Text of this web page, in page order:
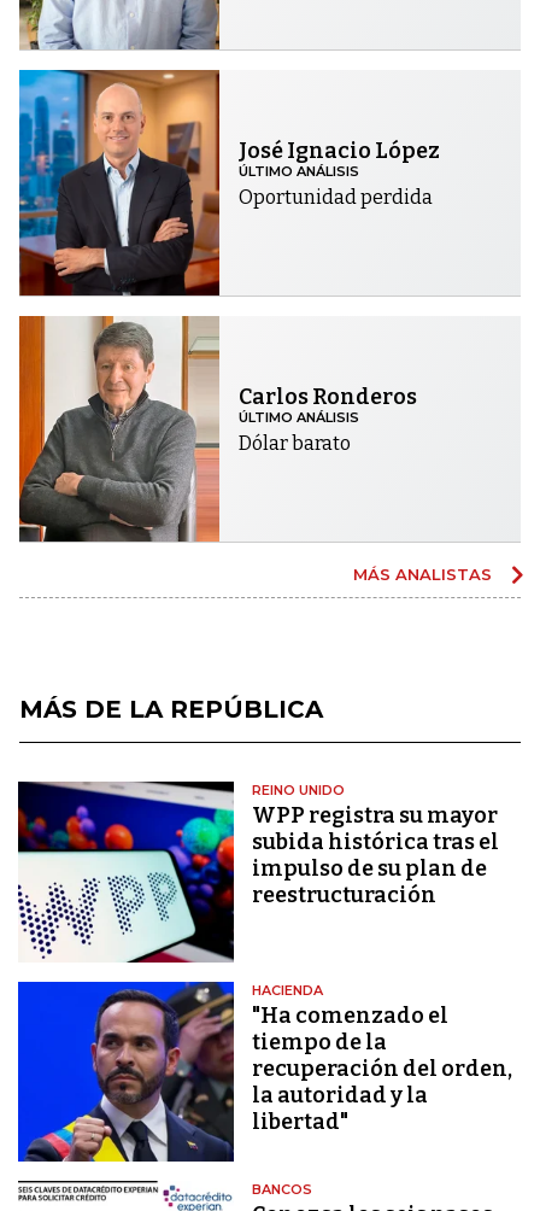
José Ignacio López
ÚLTIMO ANÁLISIS
Oportunidad perdida
Carlos Ronderos
ÚLTIMO ANÁLISIS
Dólar barato
MÁS ANALISTAS
MÁS DE LA REPÚBLICA
REINO UNIDO
WPP registra su mayor
subida histórica tras el
impulso de su plan de
reestructuración
HACIENDA
"Ha comenzado el
tiempo de la
recuperación del orden,
la autoridad y la
libertad"
BANCOS